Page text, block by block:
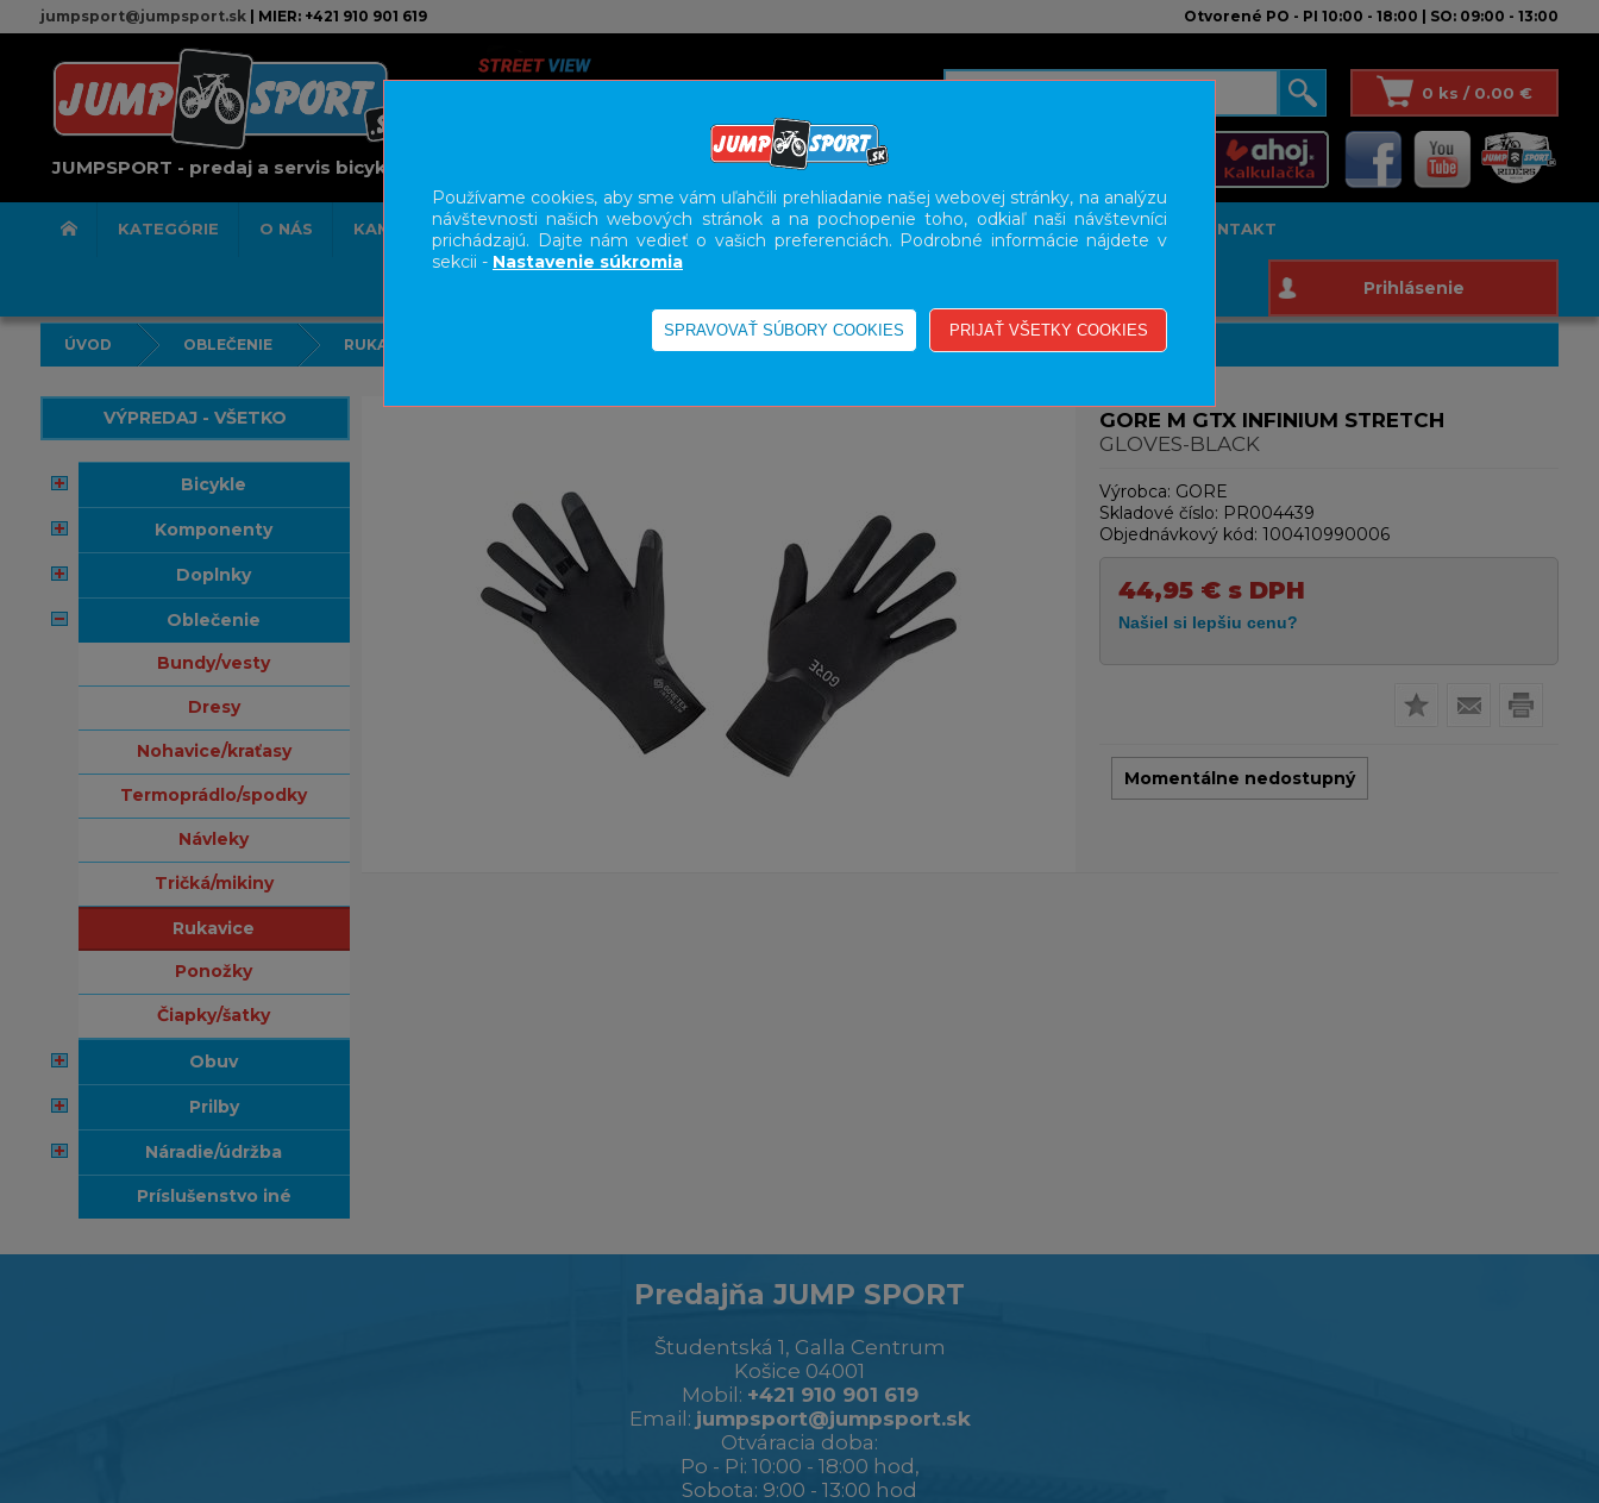
jumpsport@jumpsport.sk| MIER: +421 910 901 619 Otvorené PO - PI 10:00 - 18:00 | SO: 09:00 - 13:00
JUMPSPORT - predaj a servis bicyklov
0 ks / 0.00 €
KATEGÓRIE O NÁS KAMENNÁ PREDAJNA SERVIS SLUŽBY KARIÉRA BODY GEOMETRY FIT STUDIO KONTAKT
Prihlásenie
ÚVOD OBLEČENIE RUKAVICE
VÝPREDAJ - VŠETKO
bicykle
komponenty
doplnky
oblečenie
bundy/vesty
dresy
nohavice/kraťasy
termoprádlo/spodky
návleky
tričká/mikiny
rukavice
ponožky
čiapky/šatky
obuv
prilby
náradie/údržba
príslušenstvo iné
GORE M GTX INFINIUM STRETCH
GLOVES-BLACK
Výrobca: GORE
Skladové číslo: PR004439
Objednávkový kód: 100410990006
44,95 €s DPH
Momentálne nedostupný
Predajňa JUMP SPORT
Študentská 1, Galla Centrum
Košice 04001
Mobil: +421 910 901 619
Email: jumpsport@jumpsport.sk
Otváracia doba:
Po - Pi: 10:00 - 18:00 hod,
Sobota: 9:00 - 13:00 hod
Používame cookies, aby sme vám uľahčili prehliadanie našej webovej stránky, na analýzu
návštevnosti našich webových stránok a na pochopenie toho, odkiaľ naši návštevníci
prichádzajú. Dajte nám vedieť o vašich preferenciách. Podrobné informácie nájdete v
sekcii - Nastavenie súkromia